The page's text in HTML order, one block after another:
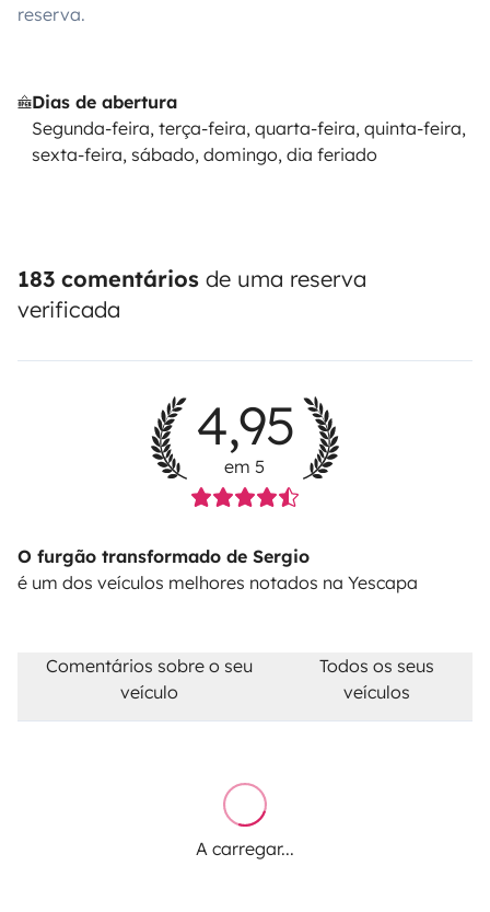
reserva.
Dias de abertura
Segunda-feira, terça-feira, quarta-feira, quinta-feira,
sexta-feira, sábado, domingo, dia feriado
183 comentários de uma reserva
verificada
4,95
em 5
O furgão transformado de Sergio
é um dos veículos melhores notados na Yescapa
Comentários sobre o seu
veículo
Todos os seus
veículos
A carregar...